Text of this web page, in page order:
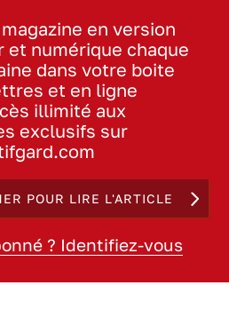
en version
et numérique chaque
dans votre boite
et en ligne
illimité aux
exclusifs sur
POUR LIRE L'ARTICLE
? Identifiez-vous